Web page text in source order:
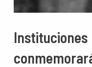
Instituciones